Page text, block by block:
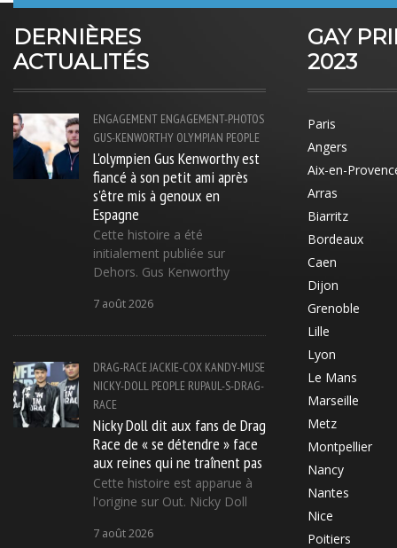
DERNIÈRES
ACTUALITÉS
ENGAGEMENT ENGAGEMENT-PHOTOS
GUS-KENWORTHY OLYMPIAN PEOPLE
L'olympien Gus Kenworthy est
fiancé à son petit ami après
s'être mis à genoux en
Espagne
Cette histoire a été
initialement publiée sur
Dehors. Gus Kenworthy
7 août 2026
DRAG-RACEJACKIE-COX KANDY-MUSE
NICKY-DOLL PEOPLE RUPAUL-S-DRAG-
RACE
Nicky Doll dit aux fans de Drag
Race de « se détendre » face
aux reines qui ne traînent pas
Cette histoire est apparue à
l'origine sur Out. Nicky Doll
7 août 2026
GAY
2023
Paris
Angers
Aix-en-
Arras
Biarritz
Bordeaux
Caen
Dijon
Grenoble
Lille
Lyon
Le Mans
Marseille
Metz
Montpellier
Nancy
Nantes
Nice
Poitiers